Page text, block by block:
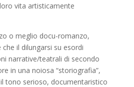
vita artisticamente
o meglio docu-romanzo,
il dilungarsi su esordi
narrative/teatrali di secondo
in una noiosa “storiografia”,
tono serioso, documentaristico